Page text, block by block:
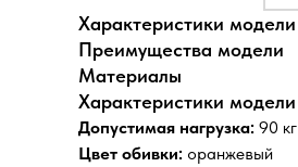
Характеристики модели
Преимущества модели
Материалы
Характеристики модели
Допустимая нагрузка: 90 кг
Цвет обивки: оранжевый